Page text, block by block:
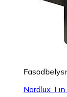
Nordlux Tin